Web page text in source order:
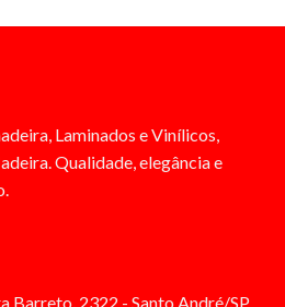
Laminados e Vinílicos,
Qualidade, elegância e
Barreto, 2322 - Santo André/SP